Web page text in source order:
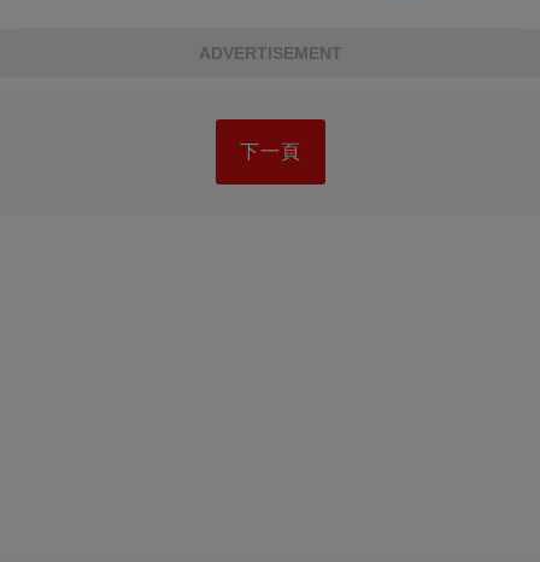
ADVERTISEMENT
下一頁